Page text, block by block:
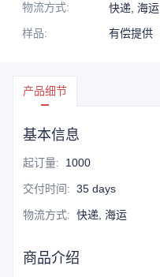
物流方式:
快递, 海运
样品: 有偿提供
产品细节
基本信息
起订量: 1000
交付时间: 35 days
物流方式: 快递, 海运
商品介绍